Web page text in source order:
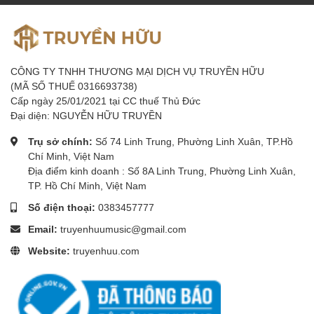
nhạc yêu thích trong khi nhâm nhi đồ uống yêu thích.
Một điều làm cho nó không thú vị là khi âm thanh
không đạt tới tiêu chuẩn mà bạn mong muốn. CR-X
mang bạn đến gần âm nhạc của mình hơn với âm
thanh trung thực, trọn vẹn cho mọi phong cách âm
nhạc.
CÔNG TY TNHH THƯƠNG MẠI DỊCH VỤ TRUYỀN HỮU
(MÃ SỐ THUẾ 0316693738)
Cấp ngày 25/01/2021 tại CC thuế Thủ Đức
Đại diện: NGUYỄN HỮU TRUYỀN
Trụ sở chính: Số 74 Linh Trung, Phường Linh Xuân, TP.Hồ
Chí Minh, Việt Nam
Địa điểm kinh doanh : Số 8A Linh Trung, Phường Linh Xuân,
TP. Hồ Chí Minh, Việt Nam
Số điện thoại: 0383457777
Email: truyenhuumusic@gmail.com
Website: truyenhuu.com